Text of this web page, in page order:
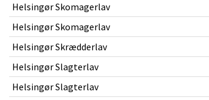
Helsingør Skomagerlav
Helsingør Skomagerlav
Helsingør Skrædderlav
Helsingør Slagterlav
Helsingør Slagterlav